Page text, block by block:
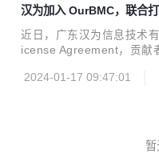
累，主营业务包括客户化
造服务等，目前已与信息
疗、汽车电子、智慧能源
开展成功合作。 公司创始
三，并担任新华三研发总
汉为加入 OurBMC，联合
近日，广东汉为信息技术
icense Agreement，贡献
国产化计算机体系根部企
计、边缘计算机及物联网
2024-01-17 09:47:01